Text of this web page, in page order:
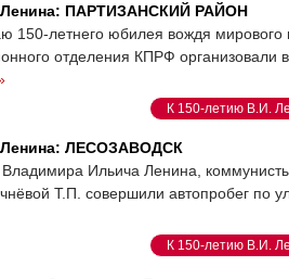
Ленина: ПАРТИЗАНСКИЙ РАЙОН
150-летнего юбилея вождя
отделения КПРФ организовали
К 150-летию В.И.
Ленина: ЛЕСОЗАВОДСК
Ильича Ленина,
Т.П. совершили автопробег по
К 150-летию В.И.